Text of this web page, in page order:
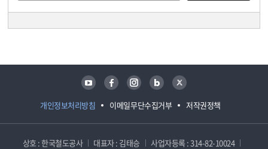
개인정보처리방침 이메일무단수집거부 저작권정책
유튜브 페이스북 인스타그램 블로그 트위터
상호 : 한국철도공사 대표자 : 김태승
사업자등록 : 314-82-10024